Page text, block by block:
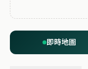
即時地圖